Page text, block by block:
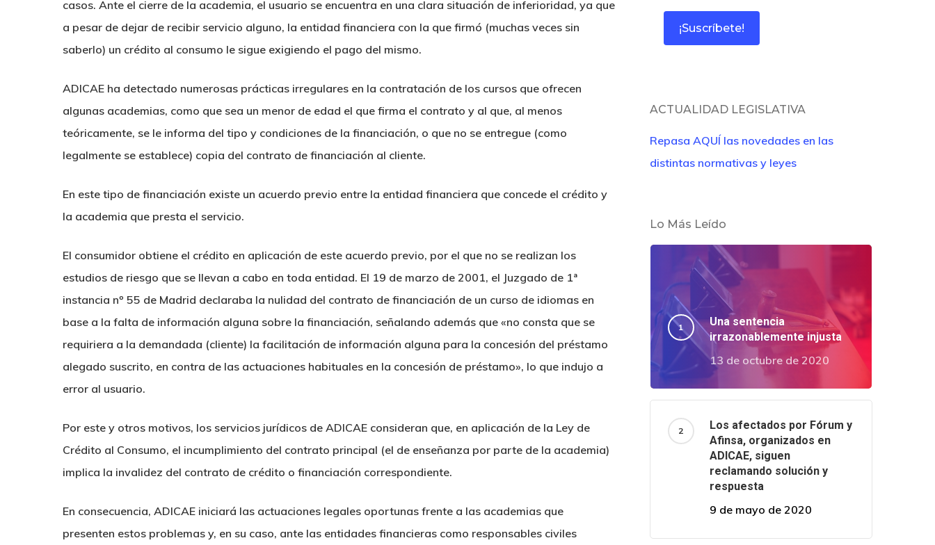
casos. Ante el cierre de la academia, el usuario se encuentra en una clara situación de inferioridad, ya que
a pesar de dejar de recibir servicio alguno, la entidad financiera con la que firmó (muchas veces sin
saberlo) un crédito al consumo le sigue exigiendo el pago del mismo.
ADICAE ha detectado numerosas prácticas irregulares en la contratación de los cursos que ofrecen
algunas academias, como que sea un menor de edad el que firma el contrato y al que, al menos
teóricamente, se le informa del tipo y condiciones de la financiación, o que no se entregue (como
legalmente se establece) copia del contrato de financiación al cliente.
En este tipo de financiación existe un acuerdo previo entre la entidad financiera que concede el crédito y
la academia que presta el servicio.
El consumidor obtiene el crédito en aplicación de este acuerdo previo, por el que no se realizan los
estudios de riesgo que se llevan a cabo en toda entidad. El 19 de marzo de 2001, el Juzgado de 1ª
instancia nº 55 de Madrid declaraba la nulidad del contrato de financiación de un curso de idiomas en
base a la falta de información alguna sobre la financiación, señalando además que «no consta que se
requiriera a la demandada (cliente) la facilitación de información alguna para la concesión del préstamo
alegado suscrito, en contra de las actuaciones habituales en la concesión de préstamo», lo que indujo a
error al usuario.
Por este y otros motivos, los servicios jurídicos de ADICAE consideran que, en aplicación de la Ley de
Crédito al Consumo, el incumplimiento del contrato principal (el de enseñanza por parte de la academia)
implica la invalidez del contrato de crédito o financiación correspondiente.
En consecuencia, ADICAE iniciará las actuaciones legales oportunas frente a las academias que
presenten estos problemas y, en su caso, ante las entidades financieras como responsables civiles
ACTUALIDAD LEGISLATIVA
Repasa AQUÍ las novedades en las
distintas normativas y leyes
Lo Más Leído
Una sentencia
irrazonablemente injusta
13 de octubre de 2020
Los afectados por Fórum y
Afinsa, organizados en
ADICAE, siguen
reclamando solución y
respuesta
9 de mayo de 2020